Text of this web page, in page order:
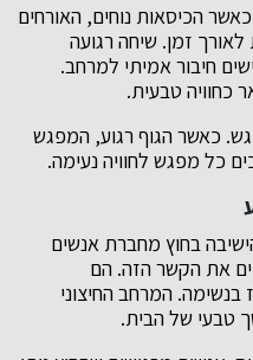
הכיסאות נוחים, האורחים
זמן. שיחה רגועה
חיבור אמיתי למרחב.
כחוויה טבעית.
כאשר הגוף רגוע, המפגש
כל מפגש לחוויה נעימה.
בחוץ מחברת אנשים
את הקשר הזה. הם
המרחב החיצוני
טבעי של הבית.